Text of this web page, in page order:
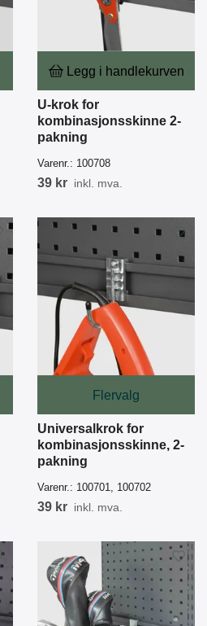
Legg i handlekurven
U-krok for
kombinasjonsskinne 2-
pakning
Varenr.: 100708
39 kr inkl. mva.
Flervalg
Universalkrok for
kombinasjonsskinne, 2-
pakning
Varenr.: 100701, 100702
39 kr inkl. mva.